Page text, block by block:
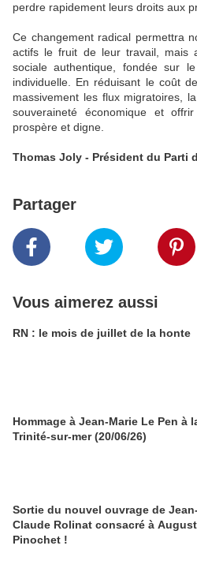
perdre rapidement leurs droits aux
Ce changement radical permettra
actifs le fruit de leur travail, mais
sociale authentique, fondée sur
individuelle. En réduisant le coût
massivement les flux migratoires,
souveraineté économique et
prospère et digne.
Thomas Joly - Président du Parti
Partager
Vous aimerez aussi
RN : le mois de juillet de la honte
Hommage à Jean-Marie Le Pen à
Trinité-sur-mer (20/06/26)
Sortie du nouvel ouvrage de Jean-
Claude Rolinat consacré à
Pinochet !